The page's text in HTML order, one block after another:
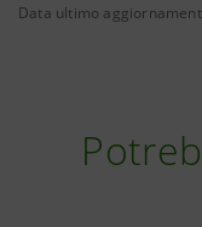
Data ultimo